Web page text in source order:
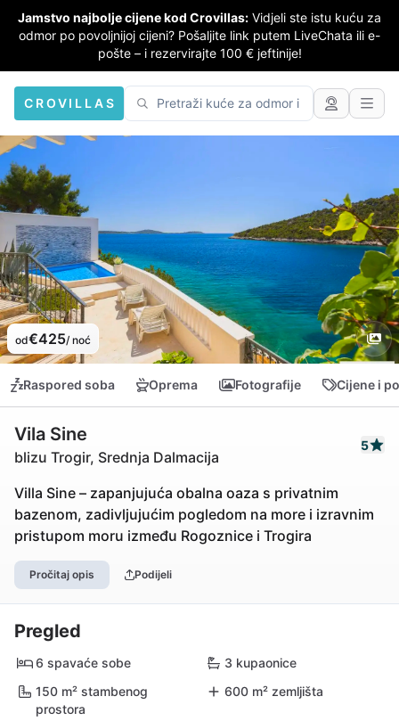
Jamstvo najbolje cijene kod Crovillas: Vidjeli ste istu kuću za
odmor po povoljnijoj cijeni? Pošaljite link putem LiveChata ili e-
pošte – i rezervirajte 100 € jeftinije!
CROVILLAS
od€425/ noć
Raspored soba Oprema Fotografije Cijene i
Vila Sine
blizu Trogir, Srednja Dalmacija
5
Villa Sine – zapanjujuća obalna oaza s privatnim
bazenom, zadivljujućim pogledom na more i izravnim
pristupom moru između Rogoznice i Trogira
Pročitaj opis Podijeli
Pregled
6 spavaće sobe
3 kupaonice
150 m² stambenog
prostora
600 m² zemljišta